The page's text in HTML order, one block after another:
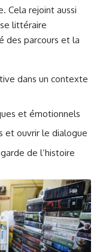
Cela rejoint aussi
littéraire
des parcours et la
dans un contexte
et émotionnels
et ouvrir le dialogue
de l’histoire